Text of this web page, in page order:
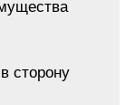
сторону